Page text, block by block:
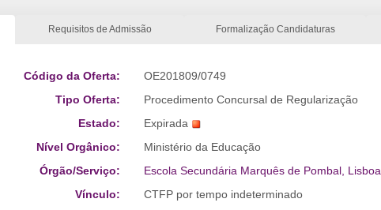
Requisitos de Admissão Formalização Candidaturas
Código da Oferta:
OE201809/0749
Tipo Oferta:
Procedimento Concursal de Regularização
Estado:
Expirada
Nível Orgânico:
Ministério da Educação
Órgão/Serviço:
Escola Secundária Marquês de Pombal, Lisboa
Vínculo:
CTFP por tempo indeterminado